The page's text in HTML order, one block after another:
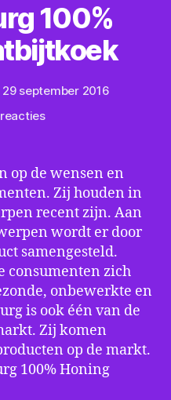
100%
29 september 2016
op
Honing
ontbijtkoek
op de wensen en
Zij houden in
recent zijn. Aan
wordt er door
samengesteld.
consumenten zich
onbewerkte en
is ook één van de
Zij komen
op de markt.
100% Honing